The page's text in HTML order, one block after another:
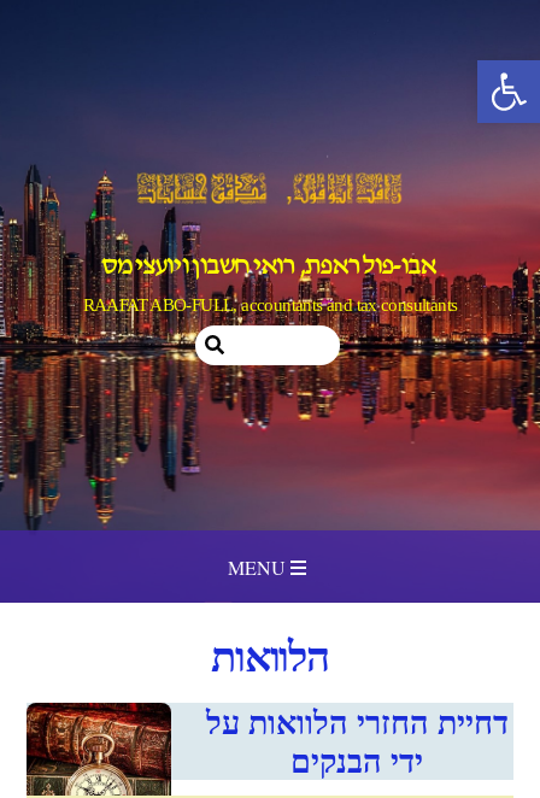
פתח סרגל נגישות
content
MENU
אבו-פול ראפת, רואי חשבון ויועצי מס
RAAFAT ABO-FULL, accountants and tax consultants
הלוואות
דחיית החזרי הלוואות על
ידי הבנקים